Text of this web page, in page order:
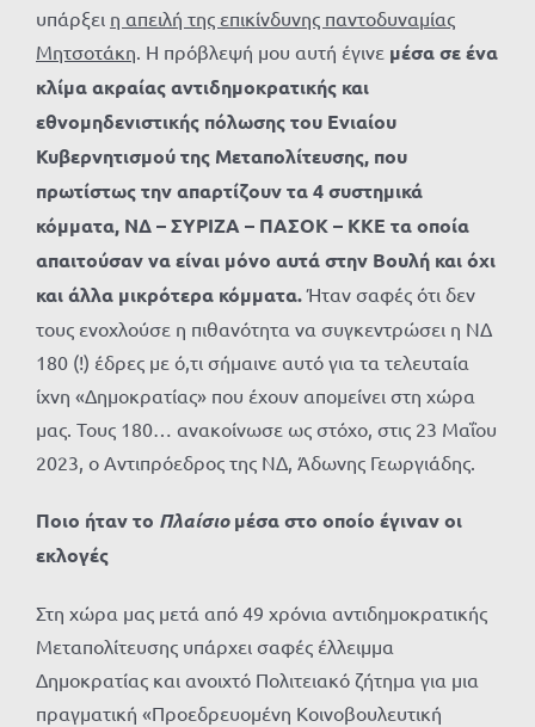
υπάρξει η απειλή της επικίνδυνης παντοδυναμίας
Μητσοτάκη. Η πρόβλεψή μου αυτή έγινε μέσα σε ένα
κλίμα ακραίας αντιδημοκρατικής και
εθνομηδενιστικής πόλωσης του Ενιαίου
Κυβερνητισμού της Μεταπολίτευσης, που
πρωτίστως την απαρτίζουν τα 4 συστημικά
κόμματα, ΝΔ – ΣΥΡΙΖΑ – ΠΑΣΟΚ – ΚΚΕ τα οποία
απαιτούσαν να είναι μόνο αυτά στην Βουλή και όχι
και άλλα μικρότερα κόμματα.Ήταν σαφές ότι δεν
τους ενοχλούσε η πιθανότητα να συγκεντρώσει η ΝΔ
180 (!) έδρες με ό,τι σήμαινε αυτό για τα τελευταία
ίχνη «Δημοκρατίας» που έχουν απομείνει στη χώρα
μας. Τους 180… ανακοίνωσε ως στόχο, στις 23 Μαΐου
2023, ο Αντιπρόεδρος της ΝΔ, Άδωνης Γεωργιάδης.
Ποιο ήταν το Πλαίσιομέσα στο οποίο έγιναν οι
εκλογές
Στη χώρα μας μετά από 49 χρόνια αντιδημοκρατικής
Μεταπολίτευσης υπάρχει σαφές έλλειμμα
Δημοκρατίας και ανοιχτό Πολιτειακό ζήτημα για μια
πραγματική «Προεδρευομένη Κοινοβουλευτική